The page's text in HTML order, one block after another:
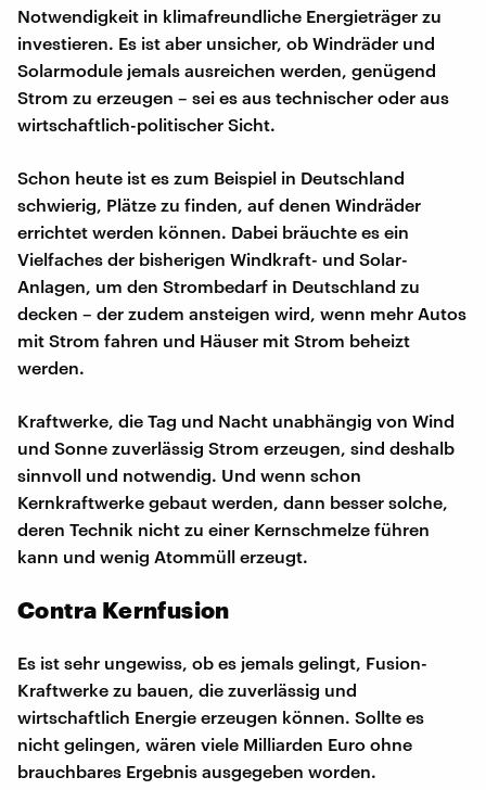
Notwendigkeit in klimafreundliche Energieträger zu
investieren. Es ist aber unsicher, ob Windräder und
Solarmodule jemals ausreichen werden, genügend
Strom zu erzeugen – sei es aus technischer oder aus
wirtschaftlich-politischer Sicht.
Schon heute ist es zum Beispiel in Deutschland
schwierig, Plätze zu finden, auf denen Windräder
errichtet werden können. Dabei bräuchte es ein
Vielfaches der bisherigen Windkraft- und Solar-
Anlagen, um den Strombedarf in Deutschland zu
decken – der zudem ansteigen wird, wenn mehr Autos
mit Strom fahren und Häuser mit Strom beheizt
werden.
Kraftwerke, die Tag und Nacht unabhängig von Wind
und Sonne zuverlässig Strom erzeugen, sind deshalb
sinnvoll und notwendig. Und wenn schon
Kernkraftwerke gebaut werden, dann besser solche,
deren Technik nicht zu einer Kernschmelze führen
kann und wenig Atommüll erzeugt.
Contra Kernfusion
Es ist sehr ungewiss, ob es jemals gelingt, Fusion-
Kraftwerke zu bauen, die zuverlässig und
wirtschaftlich Energie erzeugen können. Sollte es
nicht gelingen, wären viele Milliarden Euro ohne
brauchbares Ergebnis ausgegeben worden.